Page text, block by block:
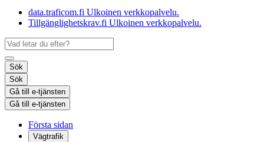
data.traficom.fi Ulkoinen verkkopalvelu.
Tillgänglighetskrav.fi Ulkoinen verkkopalvelu.
Sök
Sök
Gå till e-tjänsten
Gå till e-tjänsten
Första sidan
Vägtrafik